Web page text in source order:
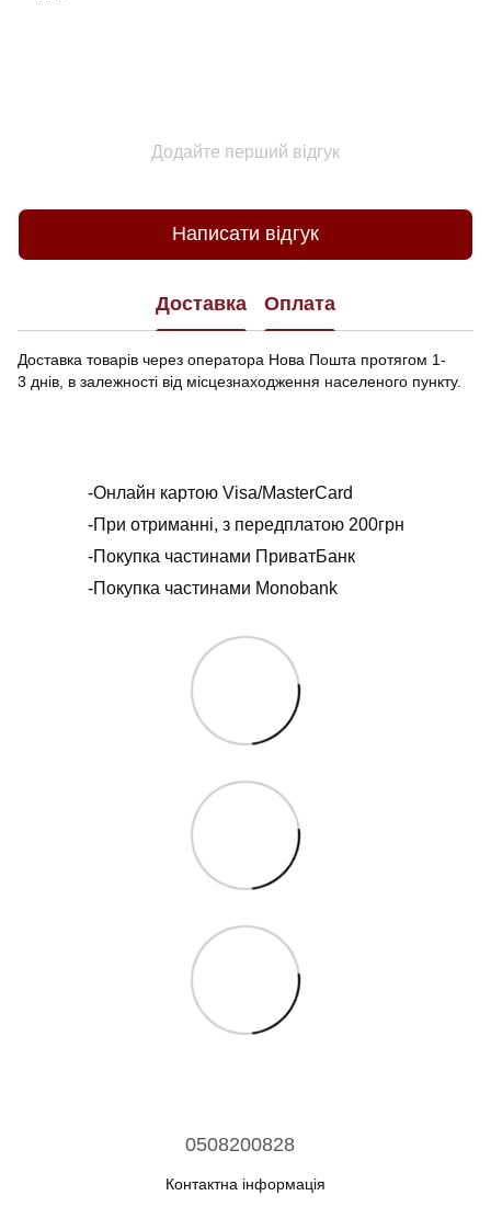
Додайте перший відгук
Написати відгук
Доставка Оплата
Доставка товарів через оператора Нова Пошта протягом 1-
3 днів, в залежності від місцезнаходження населеного пункту.
-Онлайн картою Visa/MasterCard
-При отриманні, з передплатою 200грн
-Покупка частинами ПриватБанк
-Покупка частинами Monobank
0508200828
Контактна інформація